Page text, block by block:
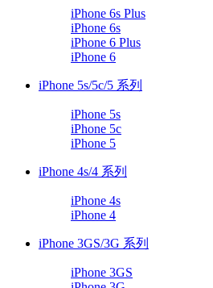
iPhone 6s Plus
iPhone 6s
iPhone 6 Plus
iPhone 6
iPhone 5s/5c/5 系列
iPhone 5s
iPhone 5c
iPhone 5
iPhone 4s/4 系列
iPhone 4s
iPhone 4
iPhone 3GS/3G 系列
iPhone 3GS